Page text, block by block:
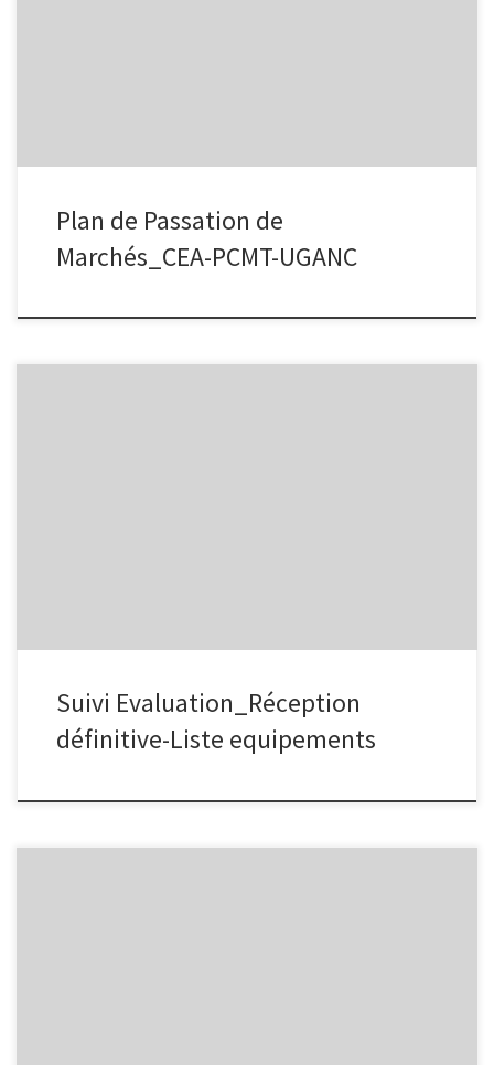
Plan de Passation de
Marchés_CEA-PCMT-UGANC
Suivi Evaluation_Réception
définitive-Liste equipements